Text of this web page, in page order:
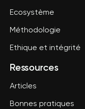
Ecosystème
Méthodologie
Ethique et intégrité
Ressources
Articles
Bonnes pratiques